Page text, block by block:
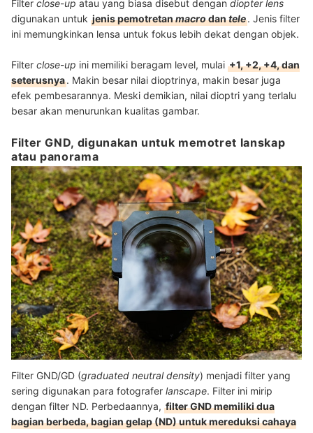
Filter close-up atau yang biasa disebut dengan diopter lens
digunakan untuk jenis pemotretanmacrodantele. Jenis filter
ini memungkinkan lensa untuk fokus lebih dekat dengan objek.
Filter close-up ini memiliki beragam level, mulai +1, +2, +4, dan
seterusnya. Makin besar nilai dioptrinya, makin besar juga
efek pembesarannya. Meski demikian, nilai dioptri yang terlalu
besar akan menurunkan kualitas gambar.
Filter GND, digunakan untuk memotret lanskap
atau panorama
Filter GND/GD (graduated neutral density) menjadi filter yang
sering digunakan para fotografer lanscape. Filter ini mirip
dengan filter ND. Perbedaannya, filter GND memiliki dua
bagian berbeda, bagian gelap (ND) untuk mereduksi cahaya